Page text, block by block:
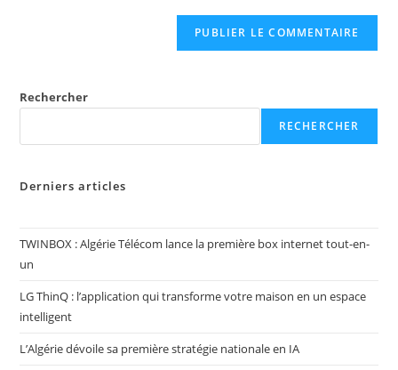
Rechercher
RECHERCHER
Derniers articles
TWINBOX : Algérie Télécom lance la première box internet tout-en-
un
LG ThinQ : l’application qui transforme votre maison en un espace
intelligent
L’Algérie dévoile sa première stratégie nationale en IA